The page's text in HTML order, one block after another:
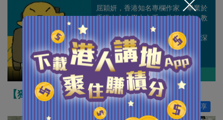
屈穎妍
屈穎妍，香港知名專欄作家，畢業於
香港中文大學中文系，曾任編劇、教
師、記者、周刊副總編輯和雜誌顧
問，著有《怪獸家長》一書，文章深
受港爸港媽歡迎。
作者其他博評
【獨家文章】阿爺的出世紙
分享
46